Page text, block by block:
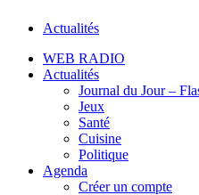
Actualités
WEB RADIO
Actualités
Journal du Jour –
Jeux
Santé
Cuisine
Politique
Agenda
Créer un compte